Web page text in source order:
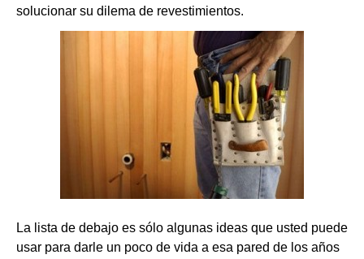
solucionar su dilema de revestimientos.
La lista de debajo es sólo algunas ideas que usted puede
usar para darle un poco de vida a esa pared de los años